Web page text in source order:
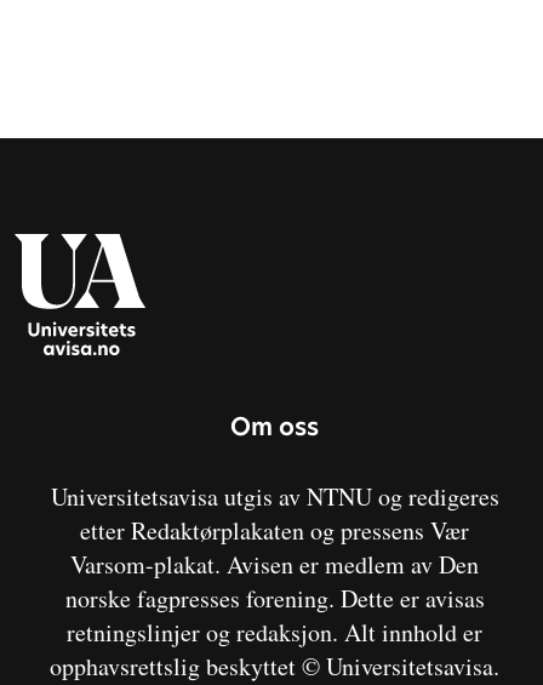
Om oss
Universitetsavisa utgis av NTNU og redigeres
etter Redaktørplakaten og pressens Vær
Varsom-plakat. Avisen er medlem av Den
norske fagpresses forening. Dette er avisas
retningslinjer og redaksjon. Alt innhold er
opphavsrettslig beskyttet © Universitetsavisa.